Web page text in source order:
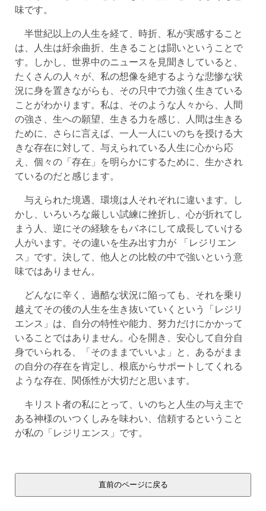
味です。
半世紀以上の人生を経て、時折、私が実感すること
は、人生は紆余曲折、生きることは闘いということで
す。しかし、世界中のニュースを見聞きしていると、
たくさんの人々が、私の想像を絶するような悲惨な状
況に身を置きながらも、その只中で力強く生きている
ことがわかります。私は、そのような人々から、人間
の強さ、生への願望、生きる力を感じ、人間は生きる
ために、さらに言えば、一人一人にいのちを授ける大
きな存在に対して、与えられている人生に心から応
え、個々の「存在」を明らかにするために、生かされ
ているのだと感じます。
与えられた境遇、環境は人それぞれに違います。し
かし、いろいろな厳しい試練に挫折し、心が折れてし
まう人、逆にその経験をもバネにして成長していける
人がいます。その違いを生み出す力が 「レジリエン
ス」です。決して、他人との比較の中で強いという意
味ではありません。
どんなに辛く、過酷な状況に陥っても、それを乗り
越えてその後の人生を生き抜いていくという「レジリ
エンス」は、自分の特性や能力、努力だけにかかって
いることではありません。心を開き、安心して自分自
身でいられる、「そのままでいいよ」と、あるがまま
の自分の存在を肯定し、根底からサポートしてくれる
ような存在、関係性が大切だと思います。
キリスト者の私にとって、いのちと人生の与え主で
ある神様のいつくしみを味わい、信頼するということ
が私の「レジリエンス」です。